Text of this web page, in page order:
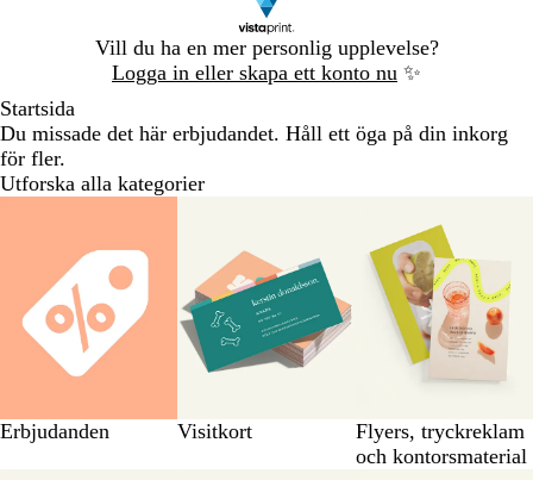
Vill du ha en mer personlig upplevelse?
Logga in eller skapa ett konto nu ✨
1
Startsida
Du missade det här erbjudandet. Håll ett öga på din inkorg
för fler.
Utforska alla kategorier
Erbjudanden Visitkort
Flyers, tryckreklam
och kontorsmaterial